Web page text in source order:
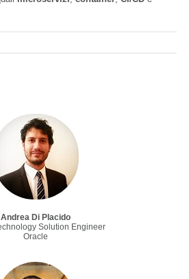
Andrea Di Placido
Solution Engineer
Oracle